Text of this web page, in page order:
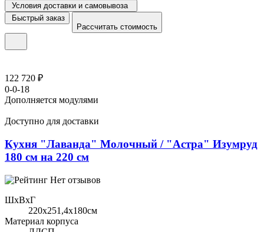
Условия доставки и самовывоза
Быстрый заказ
Рассчитать стоимость
122 720 ₽
0-0-18
Дополняется модулями
Доступно для доставки
Кухня "Лаванда" Молочный / "Астра" Изумруд
180 см на 220 см
Нет отзывов
ШхВхГ
220x251,4х180см
Материал корпуса